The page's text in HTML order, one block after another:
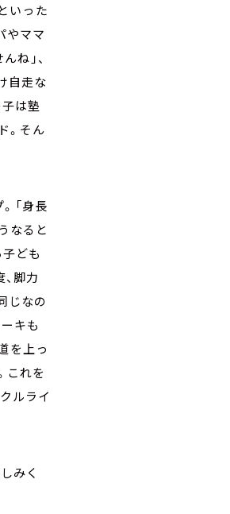
いった
やママ
」、
自走な
は塾
。そん
「身長
なると
ども
脚力
じなの
キも
を上っ
これを
ルライ
みく